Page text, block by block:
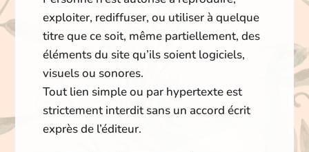
exploiter, rediffuser, ou utiliser à quelque
titre que ce soit, même partiellement, des
éléments du site qu’ils soient logiciels,
visuels ou sonores.
Tout lien simple ou par hypertexte est
strictement interdit sans un accord écrit
exprès de l’éditeur.